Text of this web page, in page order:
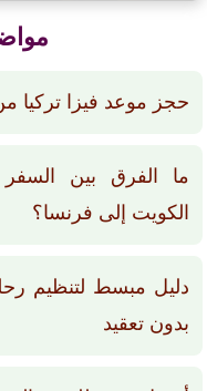
حجز موعد فيزا تركيا
ما الفرق بين
الكويت إلى فرنسا؟
دليل مبسط لتنظيم
بدون تعقيد